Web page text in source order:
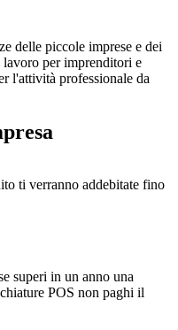
delle piccole imprese e dei
per imprenditori e
l'attività professionale da
ti verranno addebitate fino
superi in un anno una
POS non paghi il